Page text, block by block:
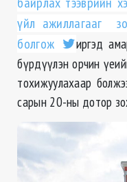
үйл ажиллагааг
болгож
иргэд
бүрдүүлэн орчин
тохижуулахаар
сарын 20-ны дотор